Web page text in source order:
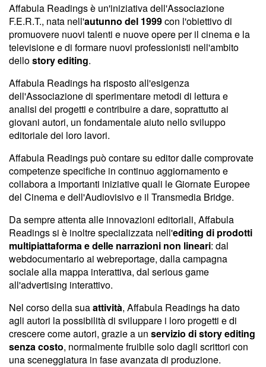
Affabula Readings è un'iniziativa dell'Associazione
F.E.R.T., nata nell'autunno del 1999con l'obiettivo di
promuovere nuovi talenti e nuove opere per il cinema e la
televisione e di formare nuovi professionisti nell'ambito
dellostory editing.
Affabula Readings ha risposto all'esigenza
dell'Associazione di sperimentare metodi di lettura e
analisi dei progetti e contribuire a dare, soprattutto ai
giovani autori, un fondamentale aiuto nello sviluppo
editoriale dei loro lavori.
Affabula Readings può contare su editor dalle comprovate
competenze specifiche in continuo aggiornamento e
collabora a importanti iniziative quali le Giornate Europee
del Cinema e dell'Audiovisivo e il Transmedia Bridge.
Da sempre attenta alle innovazioni editoriali, Affabula
Readings si è inoltre specializzata nell'editing di prodotti
multipiattaforma e delle narrazioni non lineari: dal
webdocumentario ai webreportage, dalla campagna
sociale alla mappa interattiva, dal serious game
all'advertising interattivo.
Nel corso della suaattività, Affabula Readings ha dato
agli autori la possibilità di sviluppare i loro progetti e di
crescere come autori, grazie a un servizio di story editing
senza costo, normalmente fruibile solo dagli scrittori con
una sceneggiatura in fase avanzata di produzione.